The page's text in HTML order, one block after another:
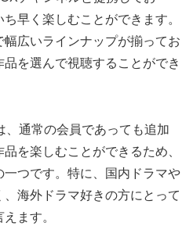
早く楽しむことができます。
広いラインナップが揃ってお
を選んで視聴することができ
、通常の会員であっても追加
を楽しむことができるため、
つです。特に、国内ドラマや
海外ドラマ好きの方にとって
ます。